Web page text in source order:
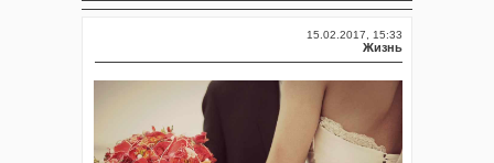
15.02.2017, 15:33
Жизнь